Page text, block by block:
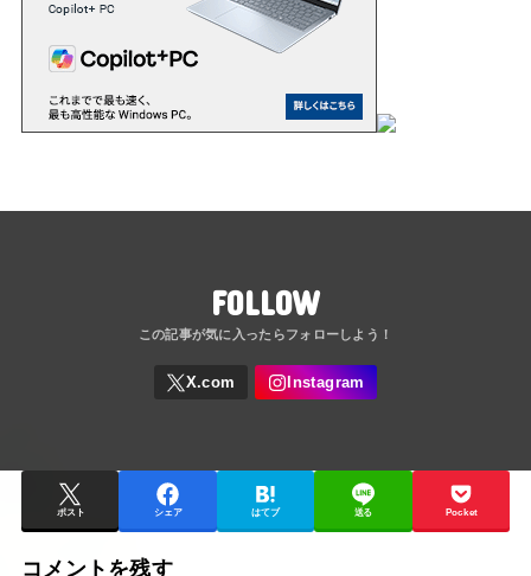
FOLLOW
ポスト シェア はてブ 送る Pocket
コメントを残す